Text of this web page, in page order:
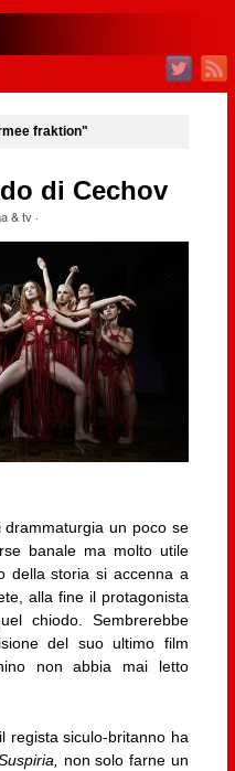
fraktion"
di Cechov
& tv·
un poco se
banale ma molto utile
della storia si accenna a
alla fine il protagonista
chiodo. Sembrerebbe
del suo ultimo film
non abbia mai letto
regista siculo-britanno ha
non solo farne un